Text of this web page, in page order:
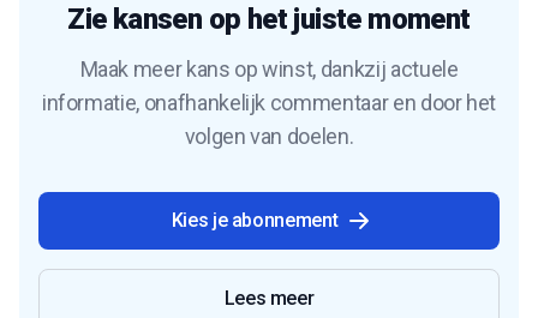
Zie kansen op het juiste moment
Maak meer kans op winst, dankzij actuele
informatie, onafhankelijk commentaar en door het
volgen van doelen.
Kies je abonnement
Lees meer